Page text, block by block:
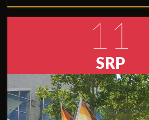
11
SRP